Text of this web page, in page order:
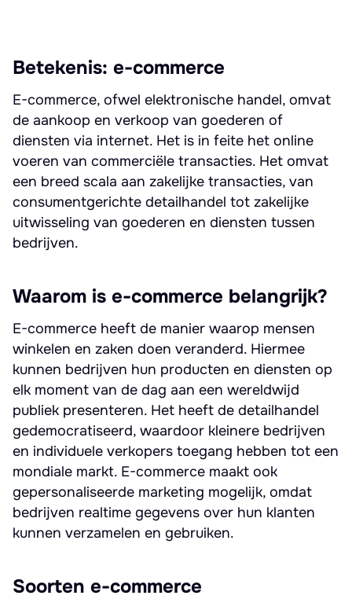
Betekenis: e-commerce
E-commerce, ofwel elektronische handel, omvat
de aankoop en verkoop van goederen of
diensten via internet. Het is in feite het online
voeren van commerciële transacties. Het omvat
een breed scala aan zakelijke transacties, van
consumentgerichte detailhandel tot zakelijke
uitwisseling van goederen en diensten tussen
bedrijven.
Waarom is e-commerce belangrijk?
E-commerce heeft de manier waarop mensen
winkelen en zaken doen veranderd. Hiermee
kunnen bedrijven hun producten en diensten op
elk moment van de dag aan een wereldwijd
publiek presenteren. Het heeft de detailhandel
gedemocratiseerd, waardoor kleinere bedrijven
en individuele verkopers toegang hebben tot een
mondiale markt. E-commerce maakt ook
gepersonaliseerde marketing mogelijk, omdat
bedrijven realtime gegevens over hun klanten
kunnen verzamelen en gebruiken.
Soorten e-commerce